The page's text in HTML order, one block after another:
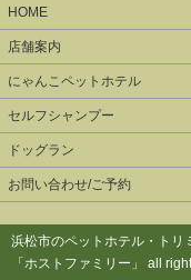
HOME
店舗案内
にゃんこペットホテル
セルフシャンプー
ドッグラン
お問い合わせ/ご予約
浜松市のペットホテル・トリ
「ホストファミリー」 all